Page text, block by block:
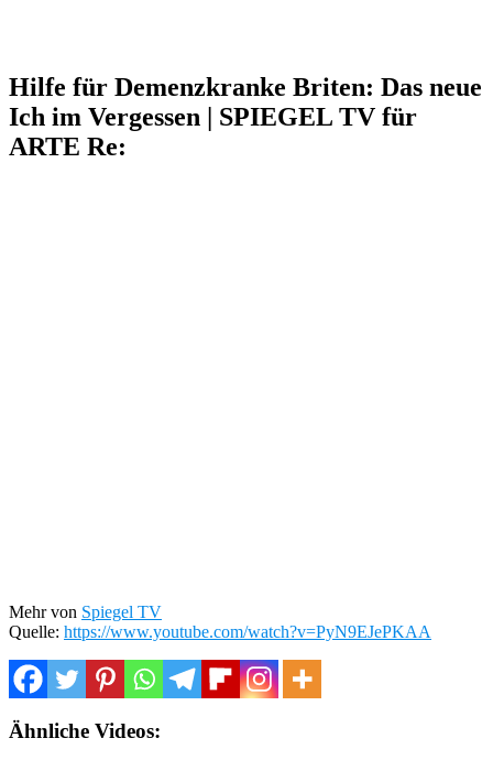
Hilfe für Demenzkranke Briten: Das neue
Ich im Vergessen | SPIEGEL TV für
ARTE Re:
Mehr von Spiegel TV
Quelle: https://www.youtube.com/watch?v=PyN9EJePKAA
Ähnliche Videos: